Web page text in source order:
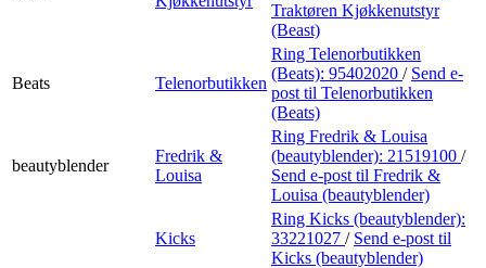
Traktøren Kjøkkenutstyr
(Beast)
Beats Telenorbutikken
Ring Telenorbutikken
(Beats): 95402020 / Send e-
post til Telenorbutikken
(Beats)
beautyblender
Fredrik &
Louisa
Ring Fredrik & Louisa
(beautyblender): 21519100 /
Send e-post til Fredrik &
Louisa (beautyblender)
Kicks
Ring Kicks (beautyblender):
33221027 / Send e-post til
Kicks (beautyblender)